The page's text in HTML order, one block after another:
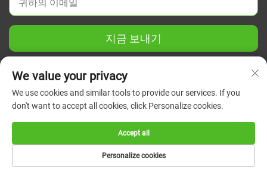
지금 보내기
든 권리 보유.
개인정보 보호정책
We value your privacy
We use cookies and similar tools to provide our services. If you
don't want to accept all cookies, click Personalize cookies.
Personalize cookies
Accept all